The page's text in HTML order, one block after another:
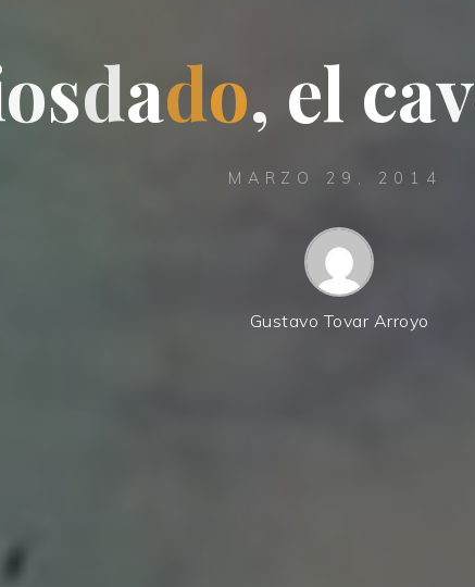
osdado, el cav
MARZO 29, 2014
Gustavo Tovar Arroyo